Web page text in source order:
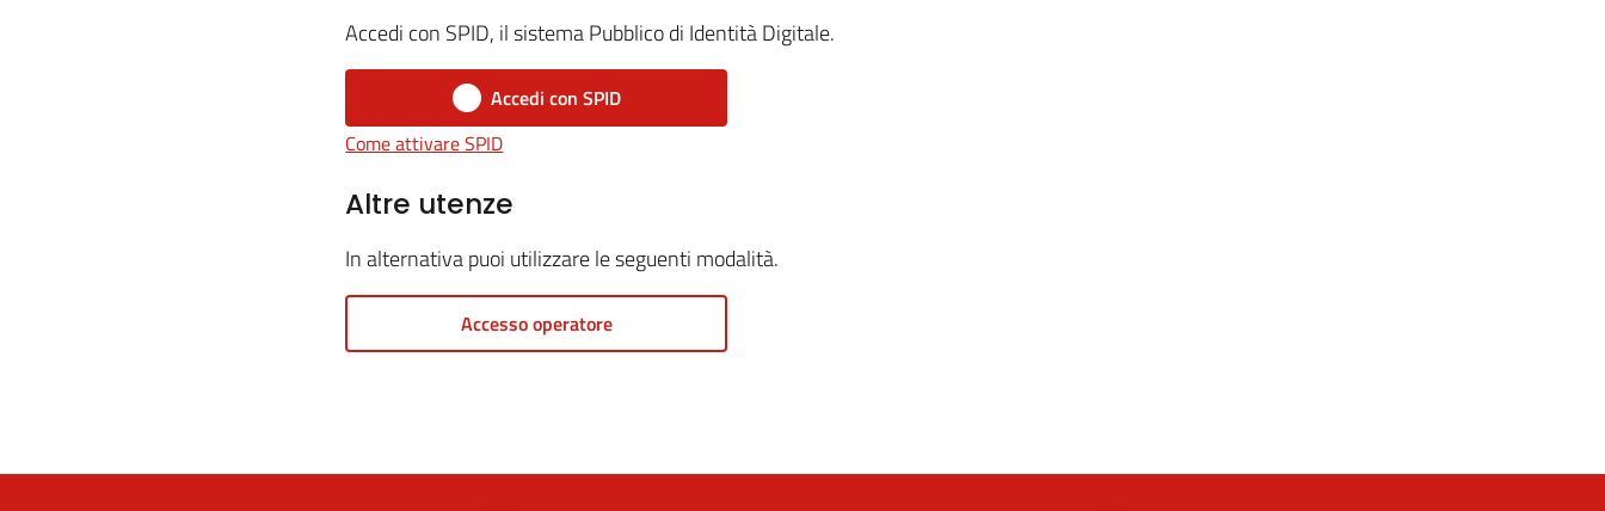
Accedi con SPID, il sistema Pubblico di Identità Digitale.
Accedi con SPID
Come attivare SPID
Altre utenze
In alternativa puoi utilizzare le seguenti modalità.
Accesso operatore